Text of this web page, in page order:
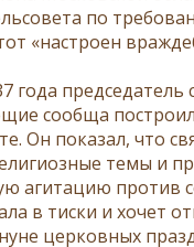
по
«настроен
года
сообща
Он показал, что
темы и
против
в тиски и хочет
церковных